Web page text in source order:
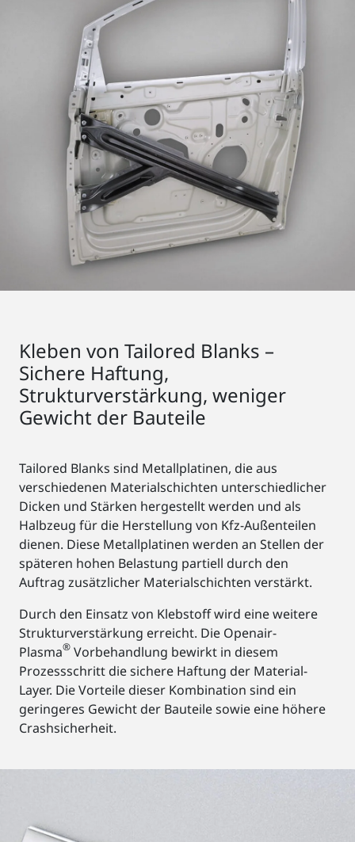
Kleben von Tailored Blanks –
Sichere Haftung,
Strukturverstärkung, weniger
Gewicht der Bauteile
Tailored Blanks sind Metallplatinen, die aus
verschiedenen Materialschichten unterschiedlicher
Dicken und Stärken hergestellt werden und als
Halbzeug für die Herstellung von Kfz-Außenteilen
dienen. Diese Metallplatinen werden an Stellen der
späteren hohen Belastung partiell durch den
Auftrag zusätzlicher Materialschichten verstärkt.
Durch den Einsatz von Klebstoff wird eine weitere
Strukturverstärkung erreicht. Die Openair-
Plasma® Vorbehandlung bewirkt in diesem
Prozessschritt die sichere Haftung der Material-
Layer. Die Vorteile dieser Kombination sind ein
geringeres Gewicht der Bauteile sowie eine höhere
Crashsicherheit.